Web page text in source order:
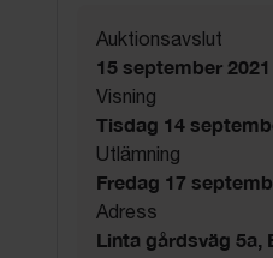
Auktionsavslut
15 september
Visning
Tisdag 14
Utlämning
Fredag 17
Adress
Linta gårdsväg 5a,